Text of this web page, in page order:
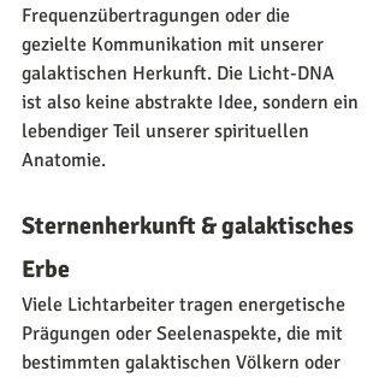
Frequenzübertragungen oder die
gezielte Kommunikation mit unserer
galaktischen Herkunft. Die Licht-DNA
ist also keine abstrakte Idee, sondern ein
lebendiger Teil unserer spirituellen
Anatomie.
Sternenherkunft & galaktisches
Erbe
Viele Lichtarbeiter tragen energetische
Prägungen oder Seelenaspekte, die mit
bestimmten galaktischen Völkern oder